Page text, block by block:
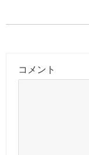
コメント